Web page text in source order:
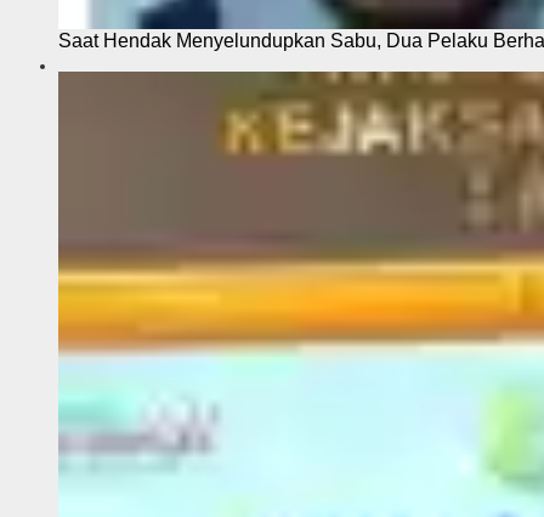
Saat Hendak Menyelundupkan Sabu, Dua Pelaku